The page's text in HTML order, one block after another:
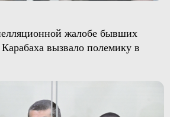
жалобе бывших
вызвало полемику в